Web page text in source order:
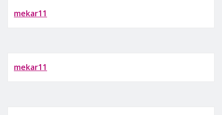
mekar11
mekar11